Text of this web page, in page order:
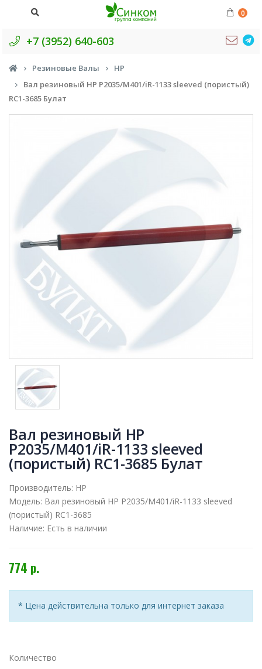
0
+7 (3952) 640-603
Резиновые Валы
HP
Вал резиновый НР P2035/M401/iR-1133 sleeved (пористый)
RC1-3685 Булат
Вал резиновый НР
P2035/M401/iR-1133 sleeved
(пористый) RC1-3685 Булат
Производитель: HP
Модель: Вал резиновый НР P2035/M401/iR-1133 sleeved
(пористый) RC1-3685
Наличие: Есть в наличии
774 р.
* Цена действительна только для интернет заказа
Количество